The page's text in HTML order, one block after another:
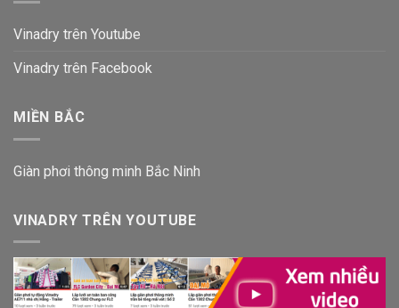
Vinadry trên Youtube
Vinadry trên Facebook
MIỀN BẮC
Giàn phơi thông minh Bắc Ninh
VINADRY TRÊN YOUTUBE